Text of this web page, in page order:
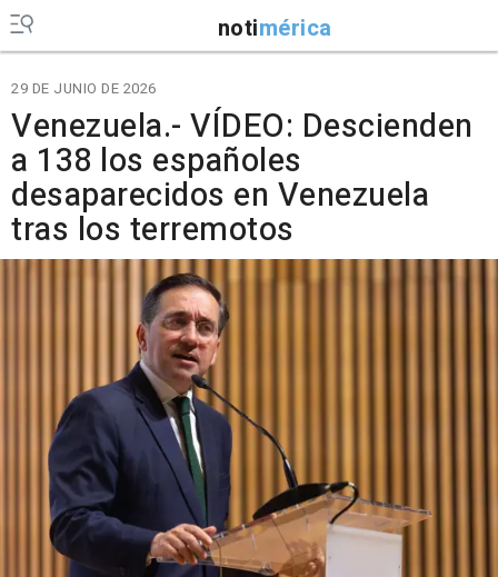
notimérica
29 DE JUNIO DE 2026
Venezuela.- VÍDEO: Descienden
a 138 los españoles
desaparecidos en Venezuela
tras los terremotos